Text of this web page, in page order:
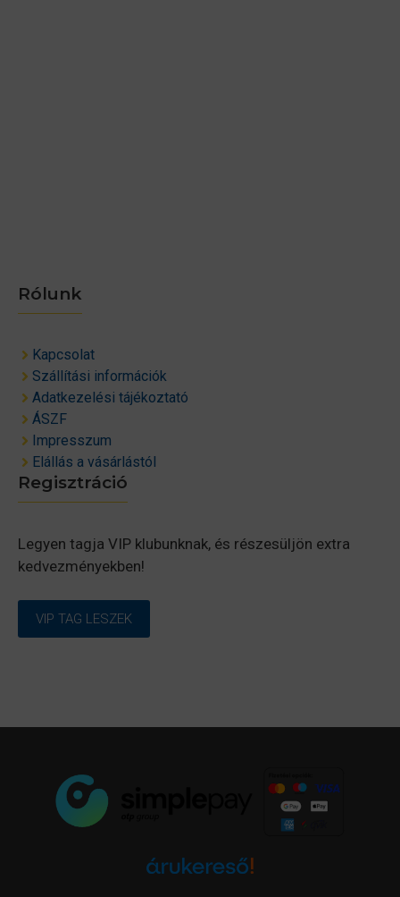
Rólunk
Kapcsolat
Szállítási információk
Adatkezelési tájékoztató
ÁSZF
Impresszum
Elállás a vásárlástól
Regisztráció
Legyen tagja VIP klubunknak, és részesüljön extra
kedvezményekben!
VIP TAG LESZEK